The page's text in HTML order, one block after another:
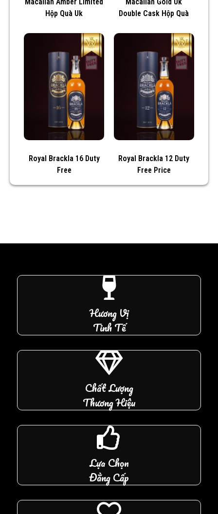
Macallan Amber Limited
Hộp Quà Uk
Macallan Gold Uk
Double Cask Hộp Quà
Royal Brackla 16 Duty
Free
Royal Brackla 12 Duty
Free Price
Hương Vị
Tinh Tế
Chất Lượng
Thương Hiệu
Lựa Chọn
Đẳng Cấp